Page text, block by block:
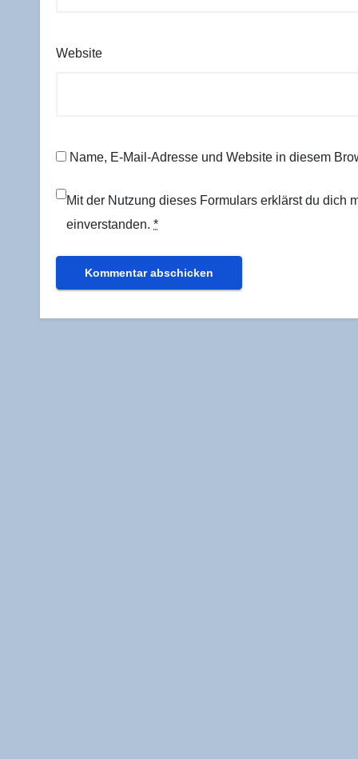
Website
Name, E-Mail-Adresse und Website in diesem
Mit der Nutzung dieses Formulars erklärst du dich
einverstanden. *